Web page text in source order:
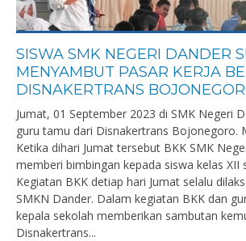
SISWA SMK NEGERI DANDER
MENYAMBUT PASAR KERJA
DISNAKERTRANS
Jumat, 01 September 2023 di SMK Negeri
guru tamu dari Disnakertrans Bojonegoro.
Ketika dihari Jumat tersebut BKK SMK
memberi bimbingan kepada siswa kelas XII
Kegiatan BKK detiap hari Jumat selalu
SMKN Dander. Dalam kegiatan BKK dan
kepala sekolah memberikan sambutan
Disnakertrans...